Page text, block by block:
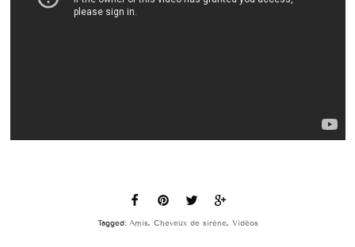
Tagged: Amis, Cheveux de sirène, Vidéos